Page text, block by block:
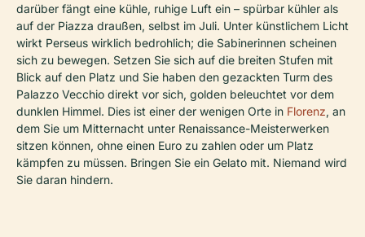
darüber fängt eine kühle, ruhige Luft ein – spürbar kühler als
auf der Piazza draußen, selbst im Juli. Unter künstlichem Licht
wirkt Perseus wirklich bedrohlich; die Sabinerinnen scheinen
sich zu bewegen. Setzen Sie sich auf die breiten Stufen mit
Blick auf den Platz und Sie haben den gezackten Turm des
Palazzo Vecchio direkt vor sich, golden beleuchtet vor dem
dunklen Himmel. Dies ist einer der wenigen Orte in Florenz, an
dem Sie um Mitternacht unter Renaissance-Meisterwerken
sitzen können, ohne einen Euro zu zahlen oder um Platz
kämpfen zu müssen. Bringen Sie ein Gelato mit. Niemand wird
Sie daran hindern.